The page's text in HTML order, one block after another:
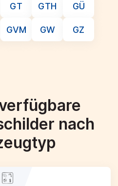
GT GTH GÜ
GVM GW GZ
nach